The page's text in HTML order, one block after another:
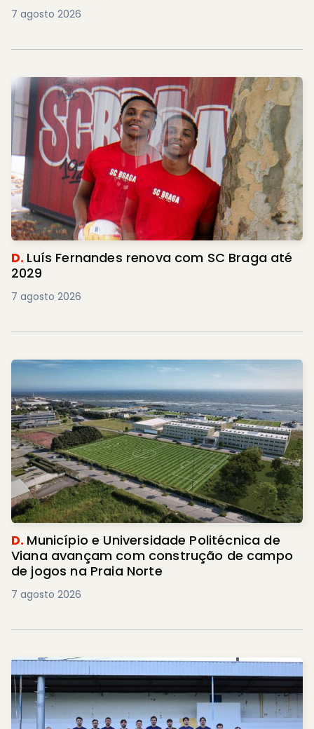
7 agosto 2026
D. Luís Fernandes renova com SC Braga até
2029
7 agosto 2026
D. Município e Universidade Politécnica de
Viana avançam com construção de campo
de jogos na Praia Norte
7 agosto 2026